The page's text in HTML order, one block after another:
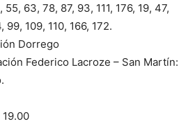
63, 78, 87, 93, 111, 176, 19, 47,
99, 109, 110, 166, 172.
Dorrego
Federico Lacroze – San Martín: